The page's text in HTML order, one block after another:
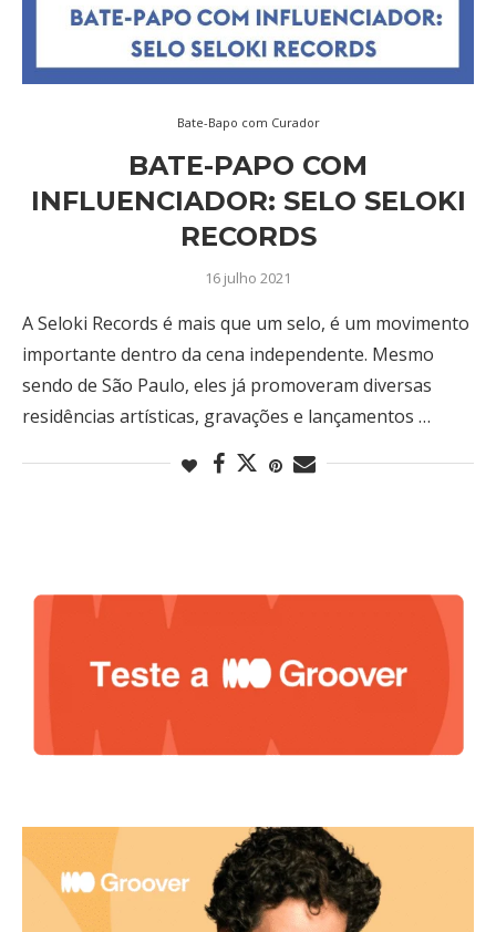
Bate-Bapo com Curador
BATE-PAPO COM
INFLUENCIADOR: SELO SELOKI
RECORDS
16 julho 2021
A Seloki Records é mais que um selo, é um movimento
importante dentro da cena independente. Mesmo
sendo de São Paulo, eles já promoveram diversas
residências artísticas, gravações e lançamentos …